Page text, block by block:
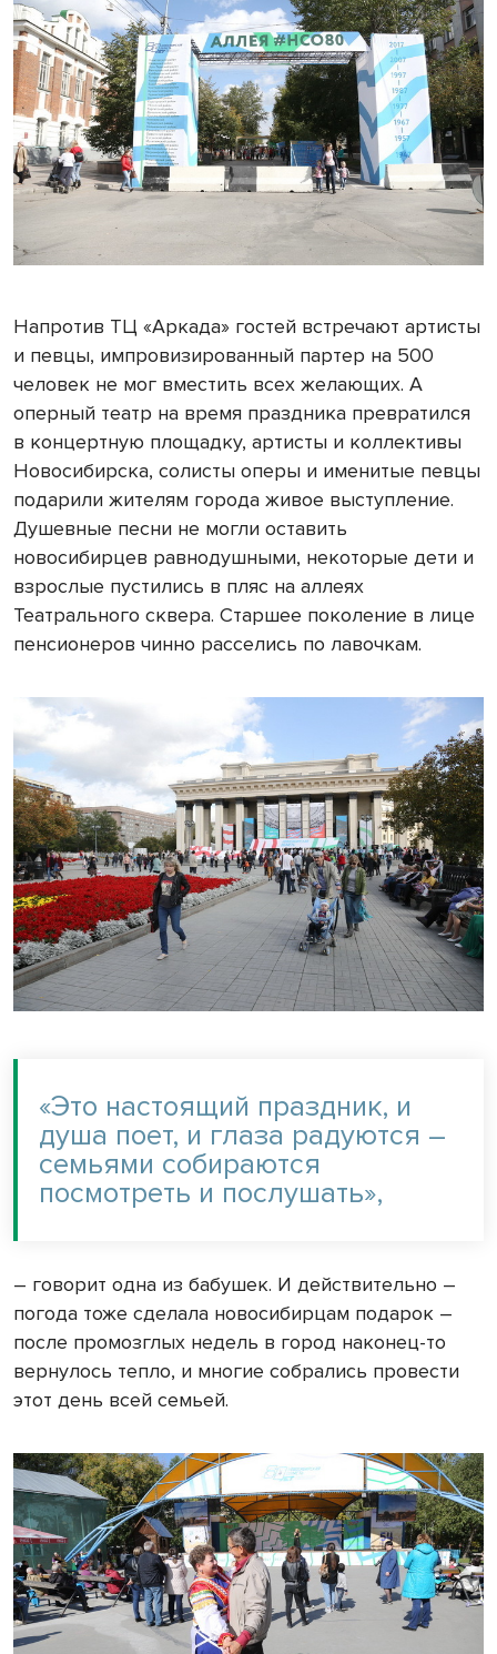
Напротив ТЦ «Аркада» гостей встречают артисты
и певцы, импровизированный партер на 500
человек не мог вместить всех желающих. А
оперный театр на время праздника превратился
в концертную площадку, артисты и коллективы
Новосибирска, солисты оперы и именитые певцы
подарили жителям города живое выступление.
Душевные песни не могли оставить
новосибирцев равнодушными, некоторые дети и
взрослые пустились в пляс на аллеях
Театрального сквера. Старшее поколение в лице
пенсионеров чинно расселись по лавочкам.
«Это настоящий праздник, и
душа поет, и глаза радуются –
семьями собираются
посмотреть и послушать»,
– говорит одна из бабушек. И действительно –
погода тоже сделала новосибирцам подарок –
после промозглых недель в город наконец-то
вернулось тепло, и многие собрались провести
этот день всей семьей.